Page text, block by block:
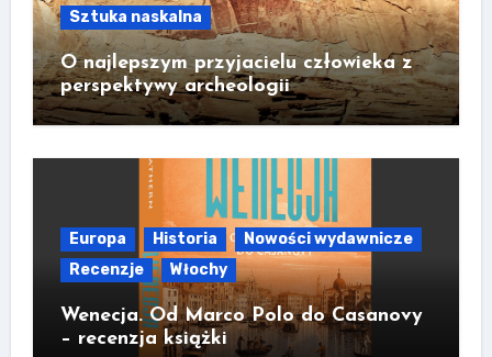
Sztuka naskalna
O najlepszym przyjacielu człowieka z
perspektywy archeologii
Europa Historia
Nowości wydawnicze
Recenzje
Włochy
Wenecja. Od Marco Polo do Casanovy
– recenzja książki